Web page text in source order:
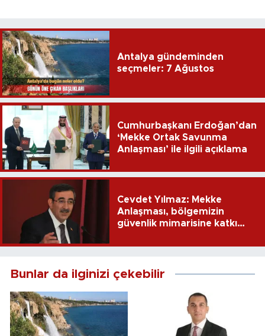
Antalya gündeminden
seçmeler: 7 Ağustos
Cumhurbaşkanı Erdoğan’dan
‘Mekke Ortak Savunma
Anlaşması’ ile ilgili açıklama
Cevdet Yılmaz: Mekke
Anlaşması, bölgemizin
güvenlik mimarisine katkı
Bunlar da ilginizi çekebilir